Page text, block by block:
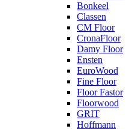
Bonkeel
Classen
CM Floor
CronaFloor
Damy Floor
Ensten
EuroWood
Fine Floor
Floor Fastor
Floorwood
GRIT
Hoffmann